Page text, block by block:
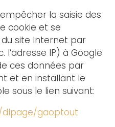
la saisie des
cookie et se
site Internet par
l’adresse IP) à Google
ces données par
et en installant le
sous le lien suivant:
gaoptout